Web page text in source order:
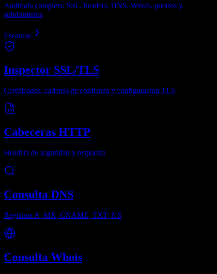
Auditoría completa: SSL, headers, DNS, Whois, puertos y
subdominios
Escanear
Inspector SSL/TLS
Certificados, cadenas de confianza y configuracion TLS
Cabeceras HTTP
Headers de seguridad y respuesta
Consulta DNS
Registros A, MX, CNAME, TXT, NS
Consulta Whois